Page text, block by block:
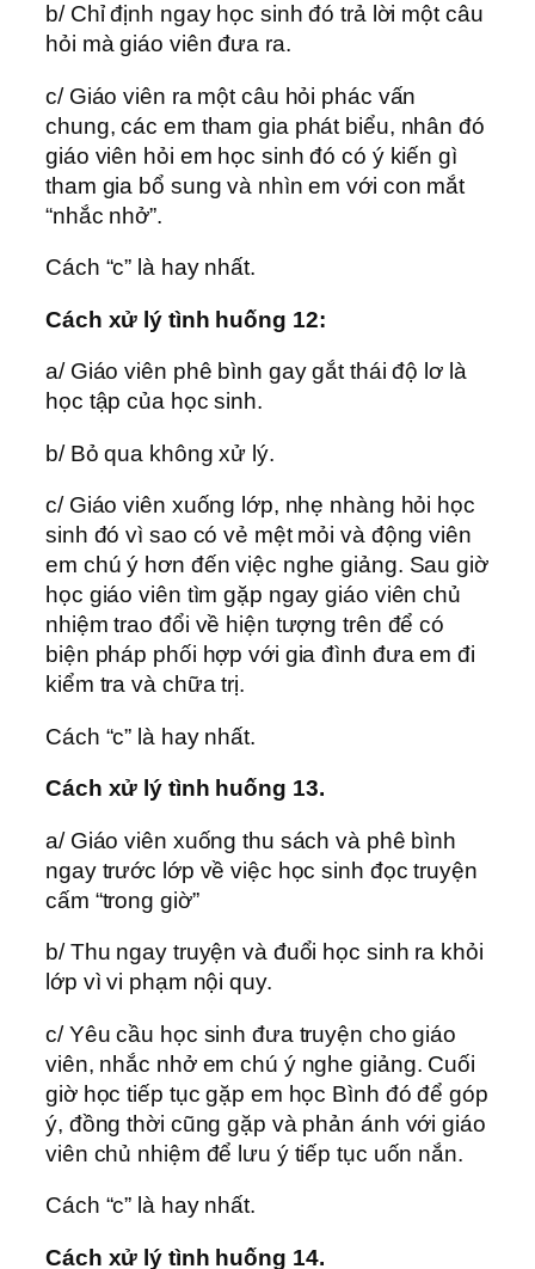
b/ Chỉ định ngay học sinh đó trả lời một câu
hỏi mà giáo viên đưa ra.
c/ Giáo viên ra một câu hỏi phác vấn
chung, các em tham gia phát biểu, nhân đó
giáo viên hỏi em học sinh đó có ý kiến gì
tham gia bổ sung và nhìn em với con mắt
“nhắc nhở”.
Cách “c” là hay nhất.
Cách xử lý tình huống 12:
a/ Giáo viên phê bình gay gắt thái độ lơ là
học tập của học sinh.
b/ Bỏ qua không xử lý.
c/ Giáo viên xuống lớp, nhẹ nhàng hỏi học
sinh đó vì sao có vẻ mệt mỏi và động viên
em chú ý hơn đến việc nghe giảng. Sau giờ
học giáo viên tìm gặp ngay giáo viên chủ
nhiệm trao đổi về hiện tượng trên để có
biện pháp phối hợp với gia đình đưa em đi
kiểm tra và chữa trị.
Cách “c” là hay nhất.
Cách xử lý tình huống 13.
a/ Giáo viên xuống thu sách và phê bình
ngay trước lớp về việc học sinh đọc truyện
cấm “trong giờ”
b/ Thu ngay truyện và đuổi học sinh ra khỏi
lớp vì vi phạm nội quy.
c/ Yêu cầu học sinh đưa truyện cho giáo
viên, nhắc nhở em chú ý nghe giảng. Cuối
giờ học tiếp tục gặp em học Bình đó để góp
ý, đồng thời cũng gặp và phản ánh với giáo
viên chủ nhiệm để lưu ý tiếp tục uốn nắn.
Cách “c” là hay nhất.
Cách xử lý tình huống 14.